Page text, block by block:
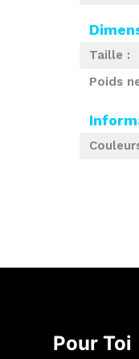
Taille :
Poids
Pour Toi